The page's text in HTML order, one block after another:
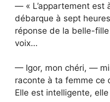
— « L’appartement est
débarque à sept
réponse de la belle-
voix…
— Igor, mon chéri, —
raconte à ta femme ce
Elle est intelligente,